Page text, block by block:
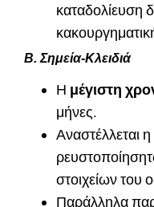
καταδολίευση
Β. Σημεία-Κλειδιά
Η μέγιστη
μήνες.
Αναστέλλεται
στοιχείων του
Παράλληλα